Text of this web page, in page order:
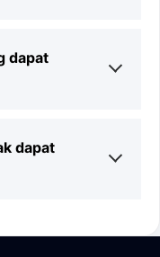
laptop, dan
dapat
diakses.
dapat
didukung.